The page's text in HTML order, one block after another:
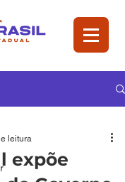
expõe
leitura